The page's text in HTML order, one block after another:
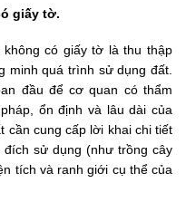
giấy tờ.
có giấy tờ là thu thập
minh quá trình sử dụng đất.
đầu để cơ quan có thẩm
ổn định và lâu dài của
cần cung cấp lời khai chi tiết
sử dụng (như trồng cây
tích và ranh giới cụ thể của